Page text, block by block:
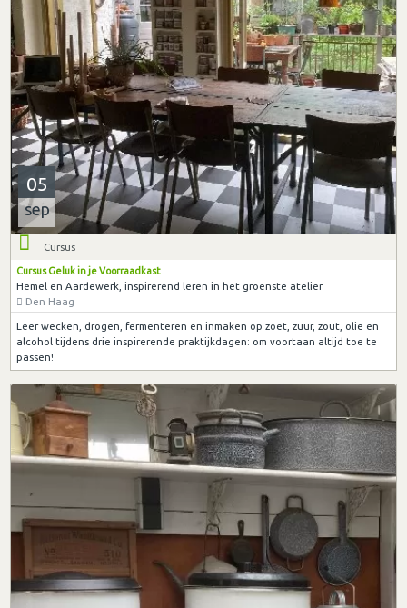
05
sep
Cursus
Cursus Geluk in je Voorraadkast
Hemel en Aardewerk, inspirerend leren in het groenste atelier
Den Haag
Leer wecken, drogen, fermenteren en inmaken op zoet, zuur, zout, olie en
alcohol tijdens drie inspirerende praktijkdagen: om voortaan altijd toe te
passen!